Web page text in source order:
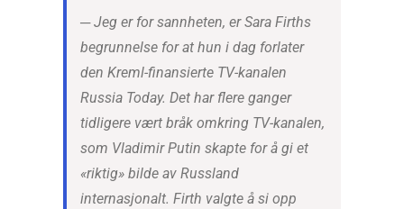
─ Jeg er for sannheten, er Sara Firths
begrunnelse for at hun i dag forlater
den Kreml-finansierte TV-kanalen
Russia Today. Det har flere ganger
tidligere vært bråk omkring TV-kanalen,
som Vladimir Putin skapte for å gi et
«riktig» bilde av Russland
internasjonalt. Firth valgte å si opp